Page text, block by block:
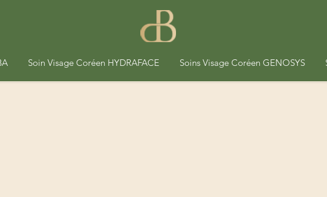
Soin Visage Coréen HYDRAFACE Soins Visage Coréen GENOSYS